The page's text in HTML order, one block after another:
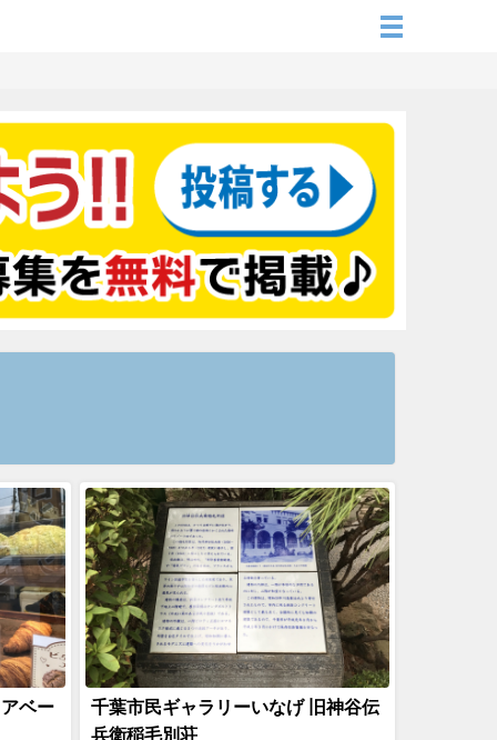
ベー
千葉市民ギャラリーいなげ 旧神谷伝
兵衛稲毛別荘